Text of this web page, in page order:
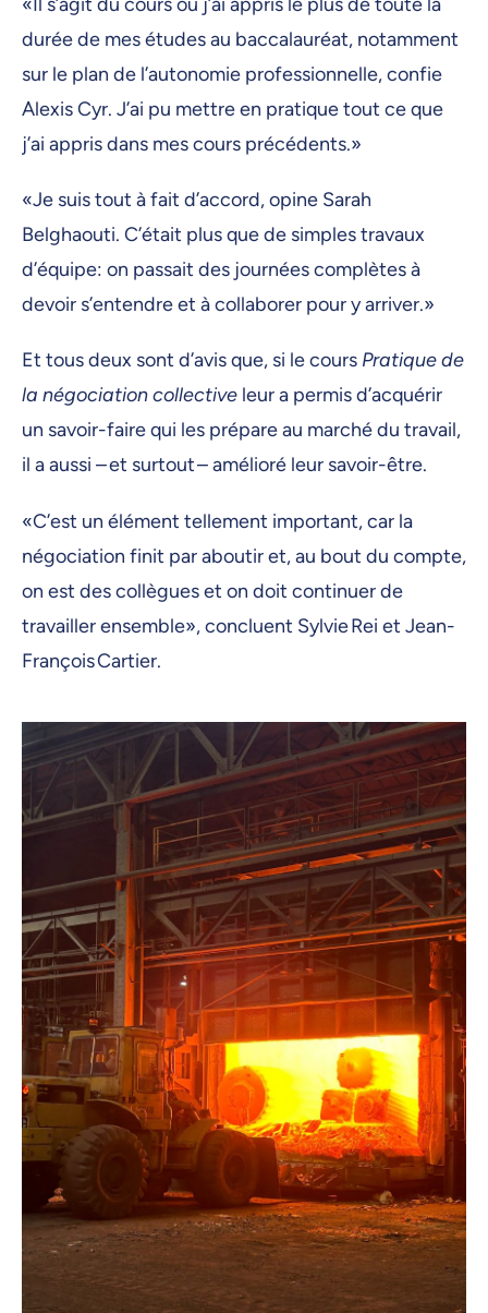
durée de mes études au baccalauréat, notamment
sur le plan de l’autonomie professionnelle, confie
Alexis Cyr. J’ai pu mettre en pratique tout ce que
j’ai appris dans mes cours précédents.»
«Je suis tout à fait d’accord, opine Sarah
Belghaouti. C’était plus que de simples travaux
d’équipe: on passait des journées complètes à
devoir s’entendre et à collaborer pour y arriver.»
Et tous deux sont d’avis que, si le cours Pratique de
la négociation collective leur a permis d’acquérir
un savoir-faire qui les prépare au marché du travail,
il a aussi – et surtout – amélioré leur savoir-être.
«C’est un élément tellement important, car la
négociation finit par aboutir et, au bout du compte,
on est des collègues et on doit continuer de
travailler ensemble», concluent Sylvie Rei et Jean-
François Cartier.